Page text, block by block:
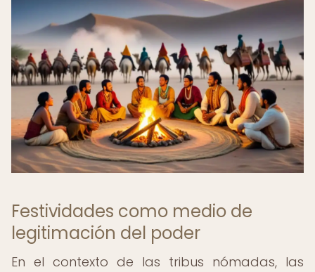
Festividades como medio de
legitimación del poder
En el contexto de las tribus nómadas, las